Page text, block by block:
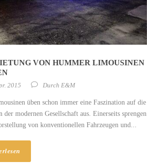
VON HUMMER LIMOUSINEN
2015 Durch E&M
üben schon immer eine Faszination auf die
der modernen Gesellschaft aus. Einerseits sprengen
von konventionellen Fahrzeugen und...